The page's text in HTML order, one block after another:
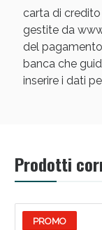
carta di
gestite da
del
banca che
inserire i dati
Prodotti
PROMO